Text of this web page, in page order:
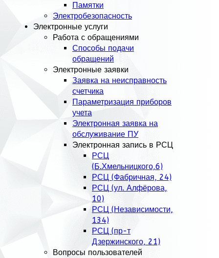
Памятки
Электробезопасность
Электронные услуги
Работа с обращениями
Способы подачи
обращений
Электронные заявки
Заявка на неисправность
счетчика
Параметризация приборов
учета
Электронная заявка на
обслуживание ПУ
Электронная запись в РСЦ
РСЦ
(Б.Хмельницкого,6)
РСЦ (Фабричная, 24)
РСЦ (ул. Алфёрова,
10)
РСЦ (Независимости,
134)
РСЦ (пр-т
Дзержинского, 21)
Вопросы пользователей